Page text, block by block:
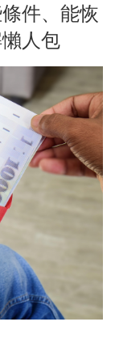
件、能恢
人包